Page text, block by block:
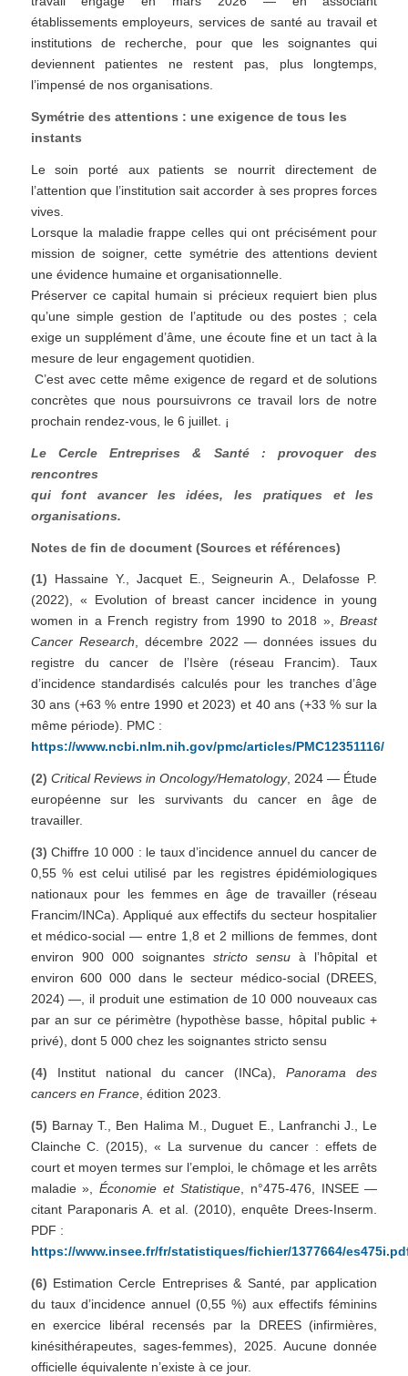
établissements employeurs, services de santé au travail et
institutions de recherche, pour que les soignantes qui
deviennent patientes ne restent pas, plus longtemps,
l’impensé de nos organisations.
Symétrie des attentions : une exigence de tous les
instants
Le soin porté aux patients se nourrit directement de
l’attention que l’institution sait accorder à ses propres forces
vives.
Lorsque la maladie frappe celles qui ont précisément pour
mission de soigner, cette symétrie des attentions devient
une évidence humaine et organisationnelle.
Préserver ce capital humain si précieux requiert bien plus
qu’une simple gestion de l’aptitude ou des postes ; cela
exige un supplément d’âme, une écoute fine et un tact à la
mesure de leur engagement quotidien.
C’est avec cette même exigence de regard et de solutions
concrètes que nous poursuivrons ce travail lors de notre
prochain rendez-vous, le 6 juillet. ¡
Le Cercle Entreprises & Santé : provoquer des
rencontres
qui font avancer les idées, les pratiques et les
organisations.
Notes de fin de document (Sources et références)
(1) Hassaine Y., Jacquet E., Seigneurin A., Delafosse P.
(2022), « Evolution of breast cancer incidence in young
women in a French registry from 1990 to 2018 »,Breast
Cancer Research, décembre 2022 — données issues du
registre du cancer de l’Isère (réseau Francim). Taux
d’incidence standardisés calculés pour les tranches d’âge
30 ans (+63 % entre 1990 et 2023) et 40 ans (+33 % sur la
même période). PMC :
https://www.ncbi.nlm.nih.gov/pmc/articles/PMC12351116/
(2) Critical Reviews in Oncology/Hematology, 2024 — Étude
européenne sur les survivants du cancer en âge de
travailler.
(3)Chiffre 10 000 : le taux d’incidence annuel du cancer de
0,55 % est celui utilisé par les registres épidémiologiques
nationaux pour les femmes en âge de travailler (réseau
Francim/INCa). Appliqué aux effectifs du secteur hospitalier
et médico-social — entre 1,8 et 2 millions de femmes, dont
environ 900 000 soignantes stricto sensu à l’hôpital et
environ 600 000 dans le secteur médico-social (DREES,
2024) —, il produit une estimation de 10 000 nouveaux cas
par an sur ce périmètre (hypothèse basse, hôpital public +
privé), dont 5 000 chez les soignantes stricto sensu
(4) Institut national du cancer (INCa),Panorama des
cancers en France, édition 2023.
(5) Barnay T., Ben Halima M., Duguet E., Lanfranchi J., Le
Clainche C. (2015), « La survenue du cancer : effets de
court et moyen termes sur l’emploi, le chômage et les arrêts
maladie »,Économie et Statistique, n°475-476, INSEE —
citant Paraponaris A. et al. (2010), enquête Drees-Inserm.
PDF :
https://www.insee.fr/fr/statistiques/fichier/1377664/
(6) Estimation Cercle Entreprises & Santé, par application
du taux d’incidence annuel (0,55 %) aux effectifs féminins
en exercice libéral recensés par la DREES (infirmières,
kinésithérapeutes, sages-femmes), 2025. Aucune donnée
officielle équivalente n’existe à ce jour.